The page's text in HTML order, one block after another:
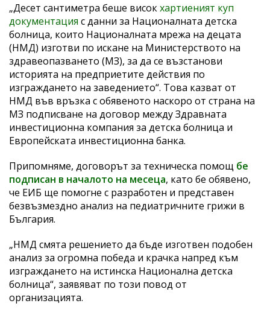
„Десет сантиметра беше високхартиеният куп
документация с данни за Националната детска
болница, които Националната мрежа на децата
(НМД) изготви по искане на Министерството на
здравеопазването (МЗ), за да се възстанови
историята на предприетите действия по
изграждането на заведението“. Това казват от
НМД във връзка с обявеното наскоро от страна на
МЗ подписване на договор между Здравната
инвестиционна компания за детска болница и
Европейската инвестиционна банка.
Припомняме, договорът за техническа помощ бе
подписан в началото на месеца, като бе обявено,
че ЕИБ ще помогне с разработен и представен
безвъзмездно анализ на педиатричните грижи в
България.
„НМД смята решението да бъде изготвен подобен
анализ за огромна победа и крачка напред към
изграждането на истинска Национална детска
болница“, заявяват по този повод от
организацията.